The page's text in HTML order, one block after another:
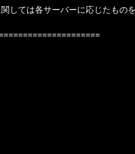
しては各サーバーに応じたもの